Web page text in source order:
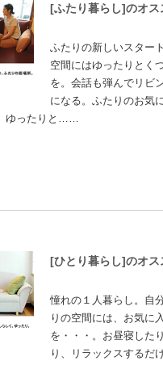
[ふたり暮らし]のオス
ふたりの新しいスター
空間にはゆったりとく
を。会話も弾んでリビ
になる。ふたりのお気
ゆったりと……
[ひとり暮らし]のオス
憧れの１人暮らし。自
りの空間には、お気に
を・・・。お昼寝した
り、リラックスするだ